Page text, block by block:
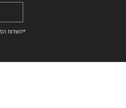
*השדות